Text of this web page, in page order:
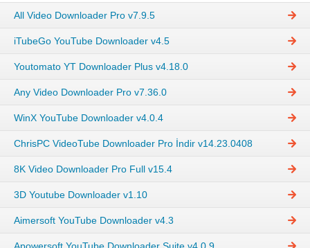
All Video Downloader Pro v7.9.5
iTubeGo YouTube Downloader v4.5
Youtomato YT Downloader Plus v4.18.0
Any Video Downloader Pro v7.36.0
WinX YouTube Downloader v4.0.4
ChrisPC VideoTube Downloader Pro İndir v14.23.0408
8K Video Downloader Pro Full v15.4
3D Youtube Downloader v1.10
Aimersoft YouTube Downloader v4.3